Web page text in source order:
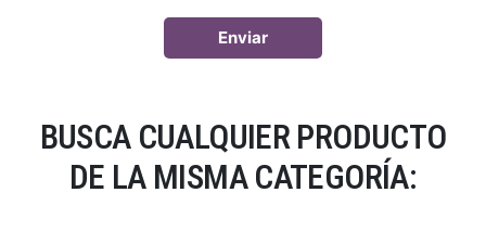
BUSCA CUALQUIER PRODUCTO
DE LA MISMA CATEGORÍA: